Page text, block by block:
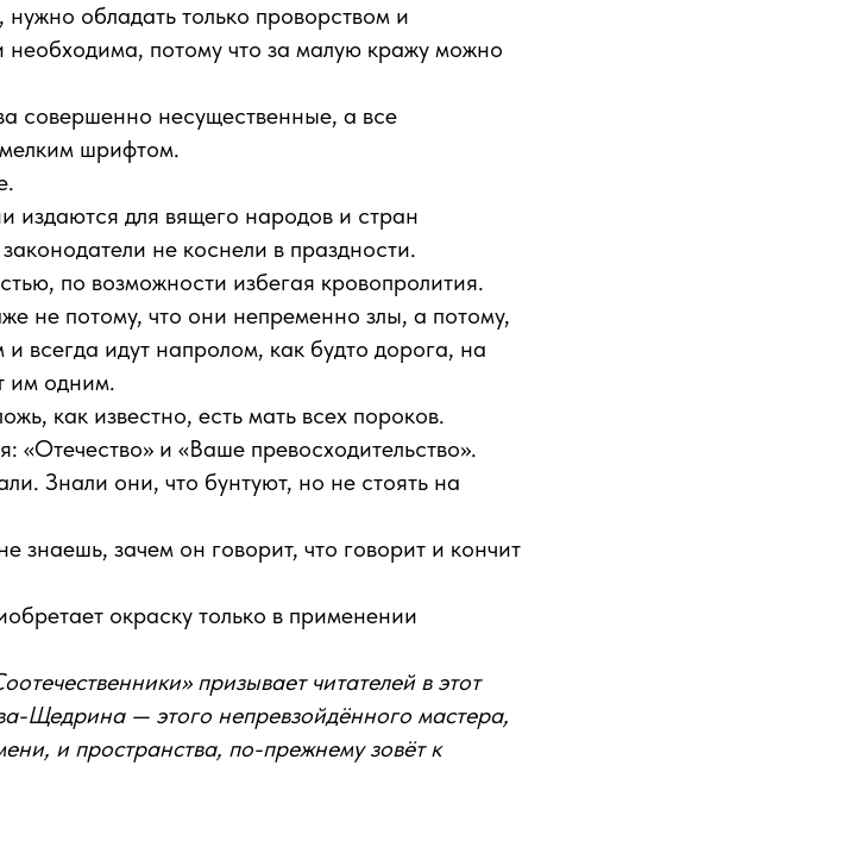
обладать только проворством и
потому что за малую кражу можно
совершенно несущественные, а все
шрифтом.
издаются для вящего народов и стран
не коснели в праздности.
по возможности избегая кровопролития.
не потому, что они непременно злы, а потому,
всегда идут напролом, как будто дорога, на
им одним.
как известно, есть мать всех пороков.
«Отечество» и «Ваше превосходительство».
Знали они, что бунтуют, но не стоять на
знаешь, зачем он говорит, что говорит и кончит
окраску только в применении
призывает читателей в этот
Щедрина — этого непревзойдённого мастера,
и пространства, по-прежнему зовёт к